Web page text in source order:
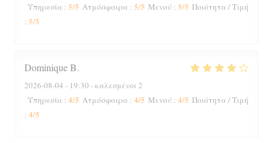
Υπηρεσία : 5/5 Ατμόσφαιρα : 5/5 Μενού : 5/5 Ποιότητα / Τιμή
: 5/5
DominiqueB
2026-08-04 - 19:30 - καλεσμένοι 2
Υπηρεσία : 4/5 Ατμόσφαιρα : 4/5 Μενού : 4/5 Ποιότητα / Τιμή
: 4/5